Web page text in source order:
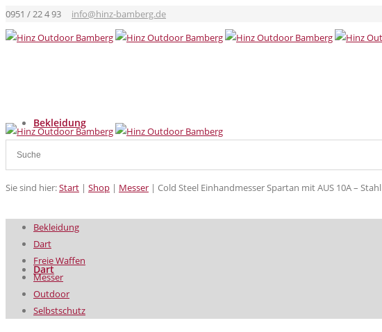
0951 / 22 4 93 info@hinz-bamberg.de
Bekleidung
Dart
Sie sind hier:Start | Shop | Messer | Cold Steel Einhandmesser Spartan mit AUS 10A – Stahl
Bekleidung
Dart
Freie Waffen
Messer
Outdoor
Selbstschutz